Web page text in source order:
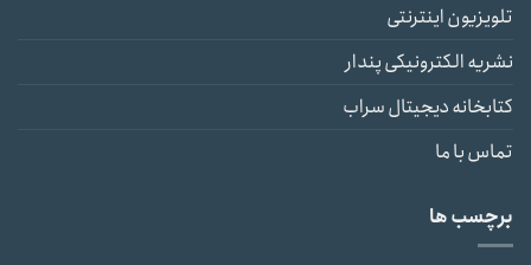
تلویزیون اینترنتی
نشریه الکترونیکی پندار
کتابخانه دیجیتال سراب
تماس با ما
برچسب ها